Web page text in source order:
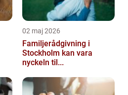
02 maj 2026
Familjerådgivning i
Stockholm kan vara
nyckeln til...